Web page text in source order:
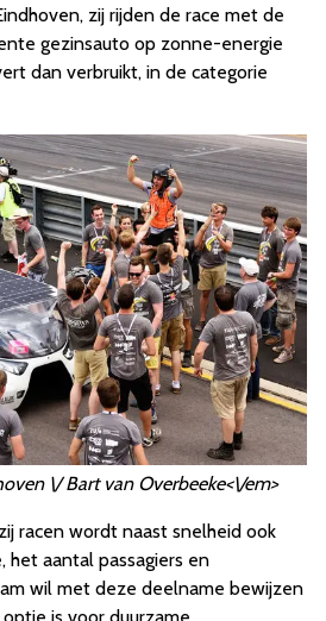
zij rijden de race met de
gezinsauto op zonne-energie
dan verbruikt, in de categorie
\/ Bart van Overbeeke<\/em>
racen wordt naast snelheid ook
het aantal passagiers en
wil met deze deelname bewijzen
is voor duurzame